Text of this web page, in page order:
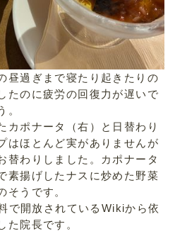
昼過ぎまで寝たり起きたりの
たのに疲労の回復力が遅いで
。
ポナータ（右）と日替わり
はほとんど実がありませんが
替わりしました。カポナータ
素揚げしたナスに炒めた野菜
そうです。
開放されているWikiから依
た院長です。